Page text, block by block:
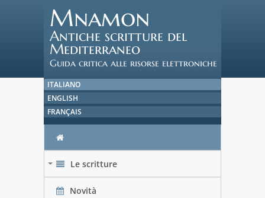
Mnamon
Antiche scritture del
Mediterraneo
Guida critica alle risorse elettroniche
ITALIANO
ENGLISH
FRANÇAIS
Le scritture
Novità